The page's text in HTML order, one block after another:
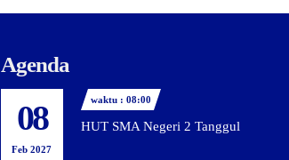
Agenda
08
Feb 2027
waktu : 08:00
HUT SMA Negeri 2 Tanggul